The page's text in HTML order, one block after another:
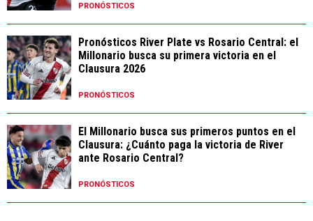
PRONÓSTICOS
Pronósticos River Plate vs Rosario Central: el
Millonario busca su primera victoria en el
Clausura 2026
PRONÓSTICOS
El Millonario busca sus primeros puntos en el
Clausura: ¿Cuánto paga la victoria de River
ante Rosario Central?
PRONÓSTICOS